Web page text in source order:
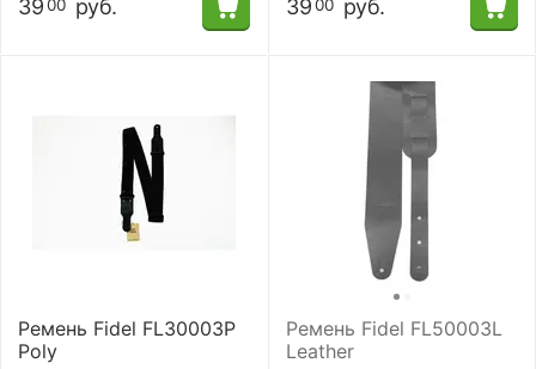
3900 руб. 3900 руб.
Ремень Fidel FL30003P
Poly
Ремень Fidel FL50003L
Leather